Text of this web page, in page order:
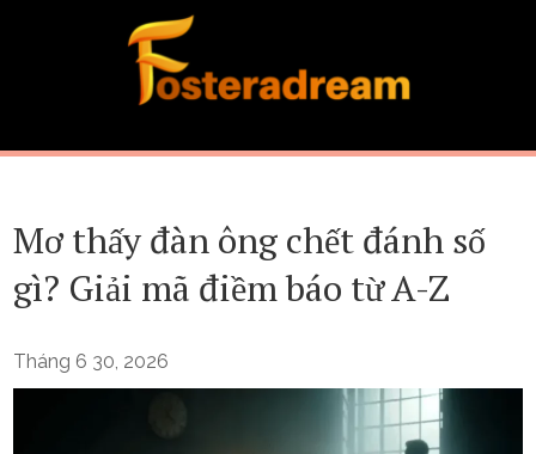
Mơ thấy đàn ông chết đánh số
gì? Giải mã điềm báo từ A-Z
Tháng 6 30, 2026